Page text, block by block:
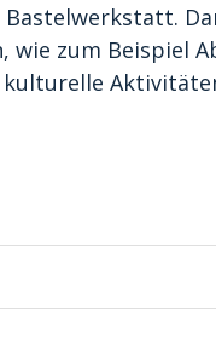
zum Beispiel